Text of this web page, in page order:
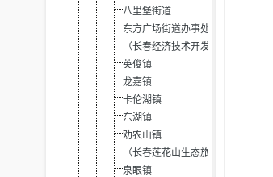
八里堡街道
东方广场街道办事处
（长春经济技术开发区）
英俊镇
龙嘉镇
卡伦湖镇
东湖镇
劝农山镇
（长春莲花山生态旅游度假区省级）
泉眼镇